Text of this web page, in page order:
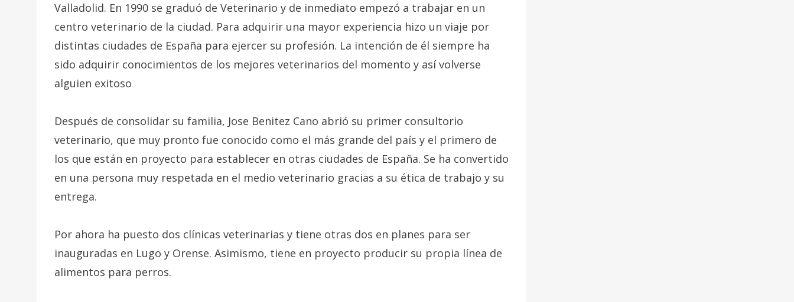
Valladolid. En 1990 se graduó de Veterinario y de inmediato empezó a trabajar en un
centro veterinario de la ciudad. Para adquirir una mayor experiencia hizo un viaje por
distintas ciudades de España para ejercer su profesión. La intención de él siempre ha
sido adquirir conocimientos de los mejores veterinarios del momento y así volverse
alguien exitoso
Después de consolidar su familia, Jose Benitez Cano abrió su primer consultorio
veterinario, que muy pronto fue conocido como el más grande del país y el primero de
los que están en proyecto para establecer en otras ciudades de España. Se ha convertido
en una persona muy respetada en el medio veterinario gracias a su ética de trabajo y su
entrega.
Por ahora ha puesto dos clínicas veterinarias y tiene otras dos en planes para ser
inauguradas en Lugo y Orense. Asimismo, tiene en proyecto producir su propia línea de
alimentos para perros.